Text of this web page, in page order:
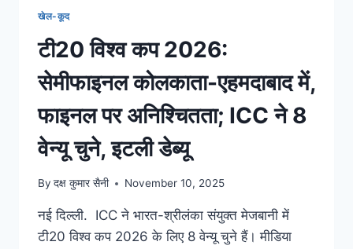
खेल-कूद
टी20 विश्व कप 2026:
सेमीफाइनल कोलकाता-एहमदाबाद में,
फाइनल पर अनिश्चितता; ICC ने 8
वेन्यू चुने, इटली डेब्यू
By दक्ष कुमार सैनी November 10, 2025
नई दिल्ली. ICC ने भारत-श्रीलंका संयुक्त मेजबानी में
टी20 विश्व कप 2026 के लिए 8 वेन्यू चुने हैं। मीडिया